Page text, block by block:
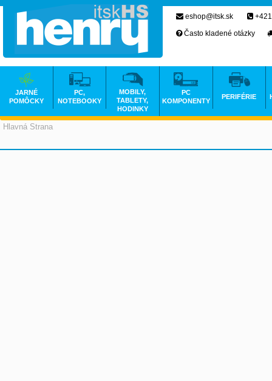
Hlavná Strana
eshop@itsk.sk
Často kladené otázky
JARNÉ
POMÔCKY
PC,
NOTEBOOKY
MOBILY,
TABLETY,
HODINKY
PC
KOMPONENTY
PERIFÉRIE